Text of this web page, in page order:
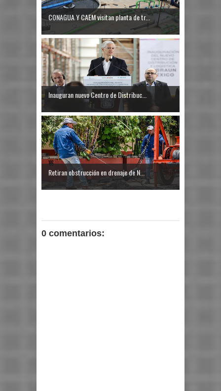
CONAGUA Y CAEM visitan planta de tr...
Inauguran nuevo Centro de Distribuc...
Retiran obstrucción en drenaje de N...
0 comentarios: